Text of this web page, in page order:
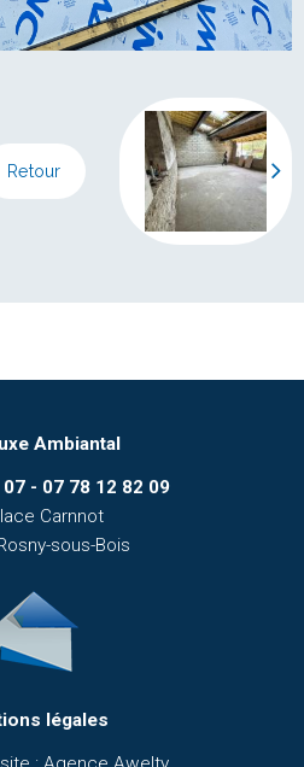
Retour
Ambiantal
- 07 78 12 82 09
Carnnot
sous-Bois
légales